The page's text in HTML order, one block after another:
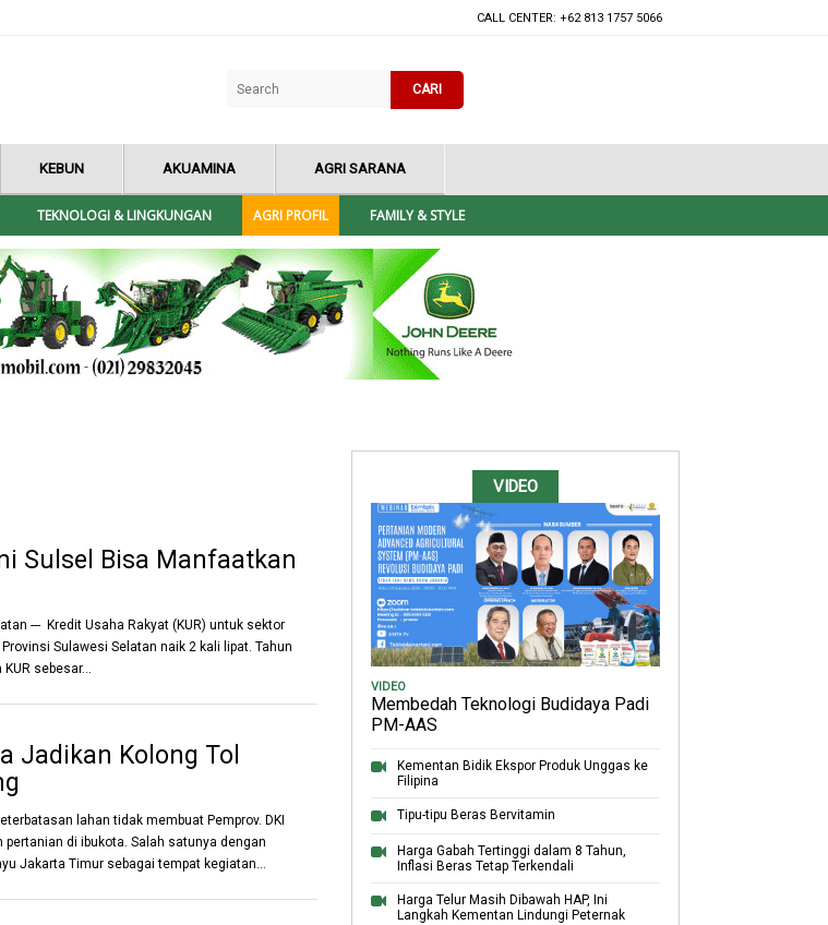
CALL CENTER: +62 813 1757 5066
CARI
KEBUN AKUAMINA AGRI SARANA
TEKNOLOGI & LINGKUNGAN AGRI PROFIL FAMILY & STYLE
Sulsel Bisa Manfaatkan
--- Kredit Usaha Rakyat (KUR) untuk sektor
Sulawesi Selatan naik 2 kali lipat. Tahun
sebesar...
Jadikan Kolong Tol
lahan tidak membuat Pemprov. DKI
di ibukota. Salah satunya dengan
Jakarta Timur sebagai tempat kegiatan...
VIDEO
VIDEO
Membedah Teknologi Budidaya Padi
PM-AAS
Kementan Bidik Ekspor Produk Unggas ke
Filipina
Tipu-tipu Beras Bervitamin
Harga Gabah Tertinggi dalam 8 Tahun,
Inflasi Beras Tetap Terkendali
Harga Telur Masih Dibawah HAP, Ini
Langkah Kementan Lindungi Peternak